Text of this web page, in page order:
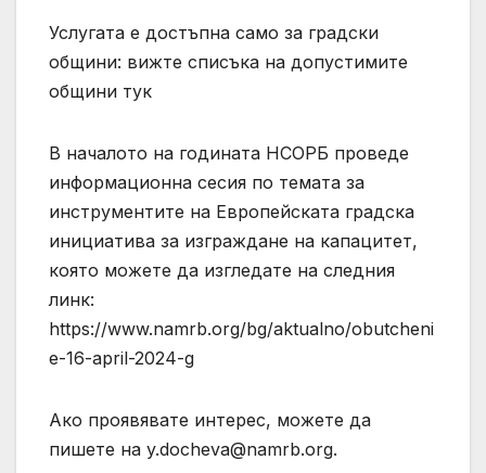
Услугата е достъпна само за градски
общини: вижте списъка на допустимите
общини тук
В началото на годината НСОРБ проведе
информационна сесия по темата за
инструментите на Европейската градска
инициатива за изграждане на капацитет,
която можете да изгледате на следния
линк:
https://www.namrb.org/bg/aktualno/obutcheni
e-16-april-2024-g
Ако проявявате интерес, можете да
пишете на y.docheva@namrb.org.